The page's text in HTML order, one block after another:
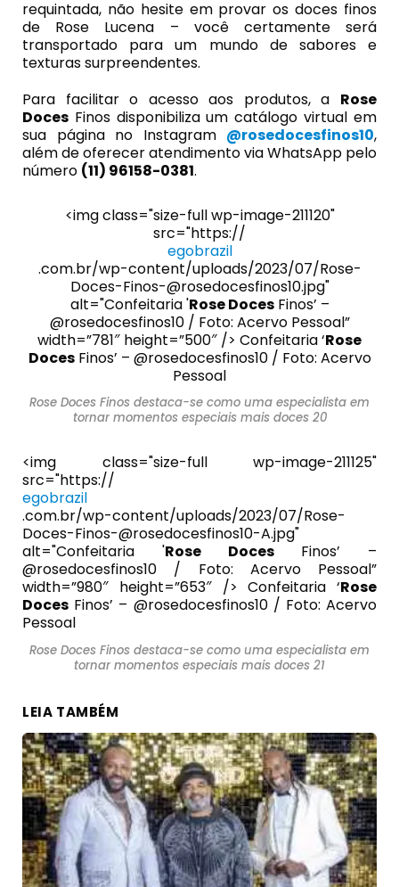
requintada, não hesite em provar os doces finos
de Rose Lucena – você certamente será
transportado para um mundo de sabores e
texturas surpreendentes.
Para facilitar o acesso aos produtos, a Rose
Doces Finos disponibiliza um catálogo virtual em
sua página no Instagram @rosedocesfinos10,
além de oferecer atendimento via WhatsApp pelo
número (11) 96158-0381.
<img class="size-full wp-image-211120"
src="https://
egobrazil
.com.br/wp-content/uploads/2023/07/Rose-
Doces-Finos-@rosedocesfinos10.jpg"
alt="Confeitaria 'Rose DocesFinos’ –
@rosedocesfinos10 / Foto: Acervo Pessoal”
width=”781″ height=”500″ /> Confeitaria ‘Rose
DocesFinos’ – @rosedocesfinos10 / Foto: Acervo
Pessoal
Rose Doces Finos destaca-se como uma especialista em
tornar momentos especiais mais doces 20
<img class="size-full wp-image-211125"
src="https://
egobrazil
.com.br/wp-content/uploads/2023/07/Rose-
Doces-Finos-@rosedocesfinos10-A.jpg"
alt="Confeitaria 'Rose DocesFinos’ –
@rosedocesfinos10 / Foto: Acervo Pessoal”
width=”980″ height=”653″ /> Confeitaria ‘Rose
Doces Finos’ – @rosedocesfinos10 / Foto: Acervo
Pessoal
Rose Doces Finos destaca-se como uma especialista em
tornar momentos especiais mais doces 21
LEIA TAMBÉM